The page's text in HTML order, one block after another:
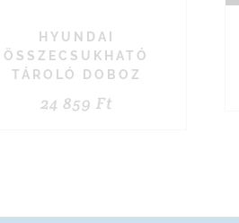
HYUNDAI
ÖSSZECSUKHATÓ
TÁROLÓ DOBOZ
24 859 Ft